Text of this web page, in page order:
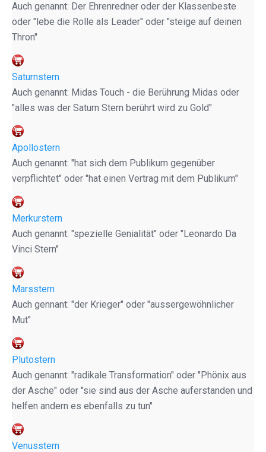
Auch genannt: Der Ehrenredner oder der Klassenbeste
oder "lebe die Rolle als Leader" oder "steige auf deinen
Thron"
Saturnstern
Auch genannt: Midas Touch - die Berührung Midas oder
"alles was der Saturn Stern berührt wird zu Gold"
Apollostern
Auch genannt: "hat sich dem Publikum gegenüber
verpflichtet" oder "hat einen Vertrag mit dem Publikum"
Merkurstern
Auch genannt: "spezielle Genialität" oder "Leonardo Da
Vinci Stern"
Marsstern
Auch gennant: "der Krieger" oder "aussergewöhnlicher
Mut"
Plutostern
Auch genannt: "radikale Transformation" oder "Phönix aus
der Asche" oder "sie sind aus der Asche auferstanden und
helfen andern es ebenfalls zu tun"
Venusstern